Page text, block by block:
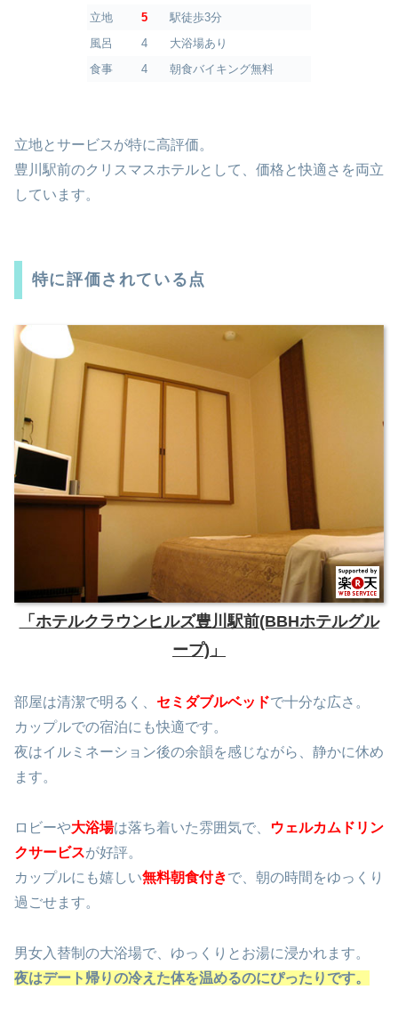
立地
5
駅徒歩3分
風呂
4
大浴場あり
食事
4 朝食バイキング無料
立地とサービスが特に高評価。
豊川駅前のクリスマスホテルとして、価格と快適さを両立
しています。
特に評価されている点
「ホテルクラウンヒルズ豊川駅前(BBHホテルグル
ープ)」
部屋は清潔で明るく、 セミダブルベッドで十分な広さ。
カップルでの宿泊にも快適です。
夜はイルミネーション後の余韻を感じながら、静かに休め
ます。
ロビーや大浴場は落ち着いた雰囲気で、
ウェルカムドリン
クサービスが好評。
カップルにも嬉しい無料朝食付きで、朝の時間をゆっくり
過ごせます。
男女入替制の大浴場で、ゆっくりとお湯に浸かれます。
夜はデート帰りの冷えた体を温めるのにぴったりです。